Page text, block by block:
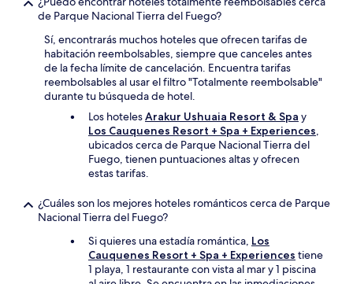
de Parque Nacional Tierra del Fuego?
Sí, encontrarás muchos hoteles que ofrecen tarifas de
habitación reembolsables, siempre que canceles antes
de la fecha límite de cancelación. Encuentra tarifas
reembolsables al usar el filtro "Totalmente reembolsable"
durante tu búsqueda de hotel.
Los hotelesArakur Ushuaia Resort & Spa y
Los Cauquenes Resort + Spa + Experiences,
ubicados cerca de Parque Nacional Tierra del
Fuego, tienen puntuaciones altas y ofrecen
estas tarifas.
¿Cuáles son los mejores hoteles románticos cerca de Parque
Nacional Tierra del Fuego?
Si quieres una estadía romántica, Los
Cauquenes Resort + Spa + Experiences tiene
1 playa, 1 restaurante con vista al mar y 1 piscina